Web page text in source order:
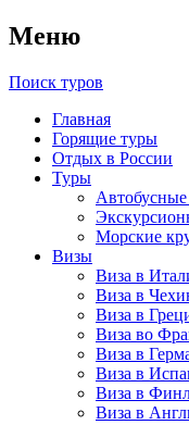
Меню
Поиск туров
Главная
Горящие туры
Отдых в России
Туры
Морские
Визы
Виза в
Виза в
Виза в
Виза во
Виза в
Виза в
Виза в
Виза в